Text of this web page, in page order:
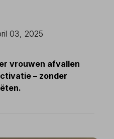
03, 2025
vrouwen afvallen
– zonder